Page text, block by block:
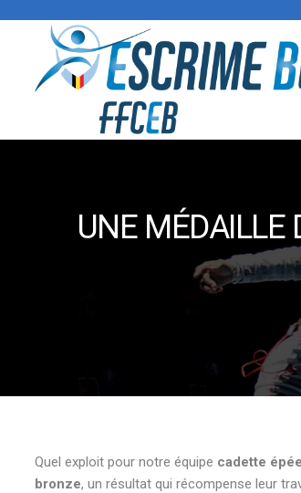
UNE MÉDAILLE
Quel exploit pour notre équipe cadette
bronze, un résultat qui récompense leur